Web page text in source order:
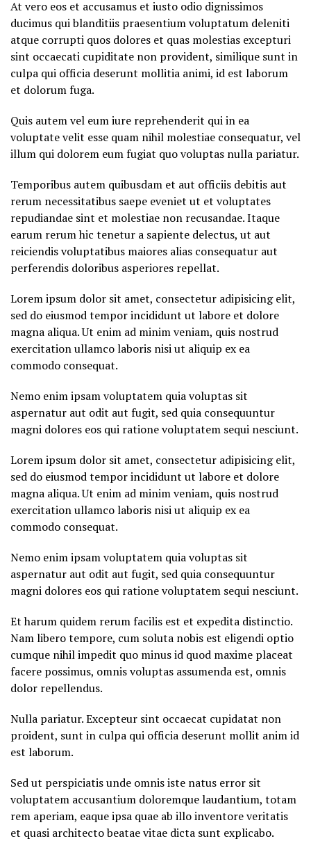
At vero eos et accusamus et iusto odio dignissimos
ducimus qui blanditiis praesentium voluptatum deleniti
atque corrupti quos dolores et quas molestias excepturi
sint occaecati cupiditate non provident, similique sunt in
culpa qui officia deserunt mollitia animi, id est laborum
et dolorum fuga.
Quis autem vel eum iure reprehenderit qui in ea
voluptate velit esse quam nihil molestiae consequatur, vel
illum qui dolorem eum fugiat quo voluptas nulla pariatur.
Temporibus autem quibusdam et aut officiis debitis aut
rerum necessitatibus saepe eveniet ut et voluptates
repudiandae sint et molestiae non recusandae. Itaque
earum rerum hic tenetur a sapiente delectus, ut aut
reiciendis voluptatibus maiores alias consequatur aut
perferendis doloribus asperiores repellat.
Lorem ipsum dolor sit amet, consectetur adipisicing elit,
sed do eiusmod tempor incididunt ut labore et dolore
magna aliqua. Ut enim ad minim veniam, quis nostrud
exercitation ullamco laboris nisi ut aliquip ex ea
commodo consequat.
Nemo enim ipsam voluptatem quia voluptas sit
aspernatur aut odit aut fugit, sed quia consequuntur
magni dolores eos qui ratione voluptatem sequi nesciunt.
Lorem ipsum dolor sit amet, consectetur adipisicing elit,
sed do eiusmod tempor incididunt ut labore et dolore
magna aliqua. Ut enim ad minim veniam, quis nostrud
exercitation ullamco laboris nisi ut aliquip ex ea
commodo consequat.
Nemo enim ipsam voluptatem quia voluptas sit
aspernatur aut odit aut fugit, sed quia consequuntur
magni dolores eos qui ratione voluptatem sequi nesciunt.
Et harum quidem rerum facilis est et expedita distinctio.
Nam libero tempore, cum soluta nobis est eligendi optio
cumque nihil impedit quo minus id quod maxime placeat
facere possimus, omnis voluptas assumenda est, omnis
dolor repellendus.
Nulla pariatur. Excepteur sint occaecat cupidatat non
proident, sunt in culpa qui officia deserunt mollit anim id
est laborum.
Sed ut perspiciatis unde omnis iste natus error sit
voluptatem accusantium doloremque laudantium, totam
rem aperiam, eaque ipsa quae ab illo inventore veritatis
et quasi architecto beatae vitae dicta sunt explicabo.